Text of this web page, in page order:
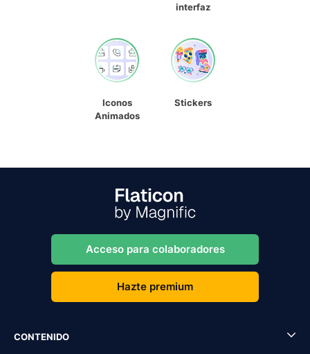
interfaz
Iconos
Animados
Stickers
Acceso para colaboradores
Hazte premium
CONTENIDO